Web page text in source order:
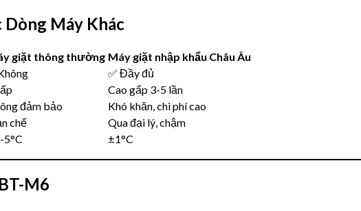
Dòng Máy Khác
giặt thông thường Máy giặt nhập khẩu Châu Âu
✅ Đầy đủ
Cao gấp 3-5 lần
đảm bảo
Khó khăn, chi phí cao
chế
Qua đại lý, chậm
5°C ±1°C
M6